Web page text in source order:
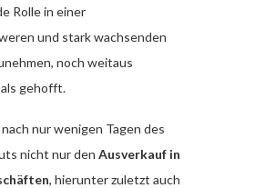
Rolle in einer
und stark wachsenden
noch weitaus
gehofft.
nur wenigen Tagen des
nicht nur den Ausverkauf in
, hierunter zuletzt auch